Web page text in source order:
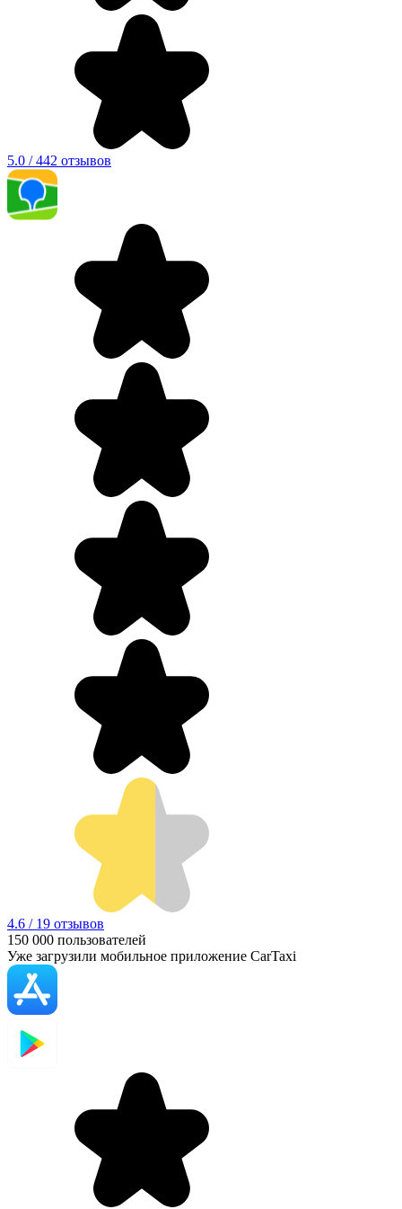
5.0 / 442 отзывов
4.6 / 19 отзывов
150 000 пользователей
Уже загрузили мобильное приложение CarTaxi